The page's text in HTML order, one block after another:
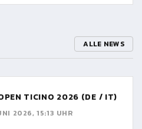
ALLE NEWS
TICINO 2026 (DE / IT)
2026, 15:13 UHR